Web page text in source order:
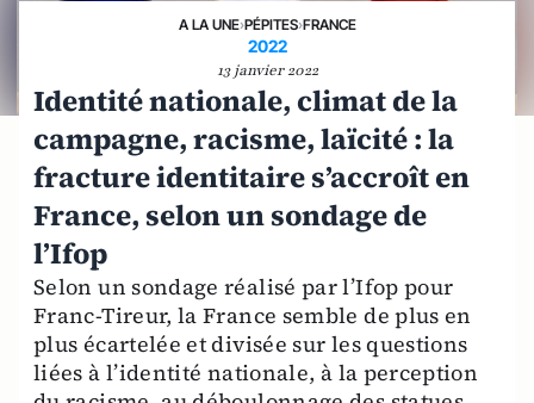
A LA UNE›PÉPITES›FRANCE
2022
13 janvier 2022
Identité nationale, climat de la
campagne, racisme, laïcité : la
fracture identitaire s’accroît en
France, selon un sondage de
l’Ifop
Selon un sondage réalisé par l’Ifop pour
Franc-Tireur, la France semble de plus en
plus écartelée et divisée sur les questions
liées à l’identité nationale, à la perception